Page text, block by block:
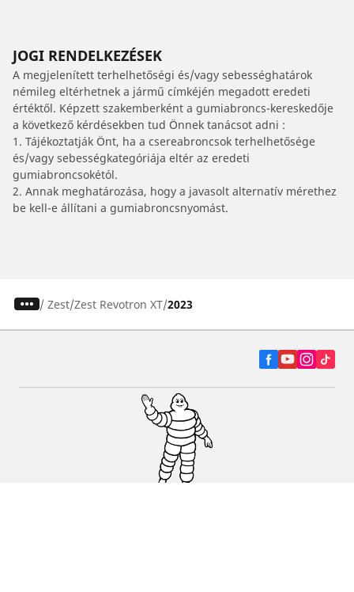
JOGI RENDELKEZÉSEK
A megjelenített terhelhetőségi és/vagy sebességhatárok
némileg eltérhetnek a jármű címkéjén megadott eredeti
értéktől. Képzett szakemberként a gumiabroncs-kereskedője
a következő kérdésekben tud Önnek tanácsot adni :
1. Tájékoztatják Önt, ha a csereabroncsok terhelhetősége
és/vagy sebességkategóriája eltér az eredeti
gumiabroncsokétól.
2. Annak meghatározása, hogy a javasolt alternatív mérethez
be kell-e állítani a gumiabroncsnyomást.
/ Zest Zest Revotron XT 2023